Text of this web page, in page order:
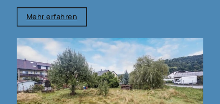
Mehr erfahren